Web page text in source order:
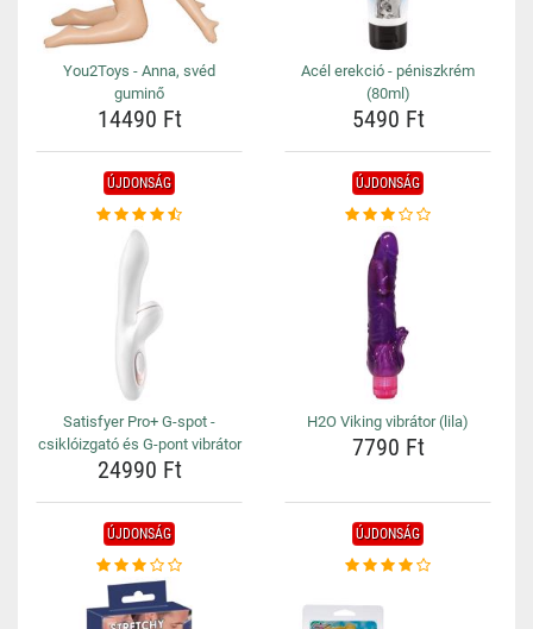
You2Toys - Anna, svéd
guminő
14490 Ft
Acél erekció - péniszkrém
(80ml)
5490 Ft
ÚJDONSÁG
Satisfyer Pro+ G-spot -
csiklóizgató és G-pont vibrátor
24990 Ft
ÚJDONSÁG
H2O Viking vibrátor (lila)
7790 Ft
ÚJDONSÁG ÚJDONSÁG